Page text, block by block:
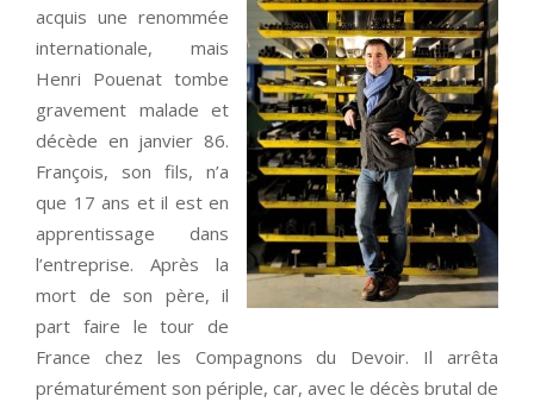
acquis une renommée
internationale, mais
Henri Pouenat tombe
gravement malade et
décède en janvier 86.
François, son fils, n’a
que 17 ans et il est en
apprentissage dans
l’entreprise. Après la
mort de son père, il
part faire le tour de
France chez les Compagnons du Devoir. Il arrêta
prématurément son périple, car, avec le décès brutal de